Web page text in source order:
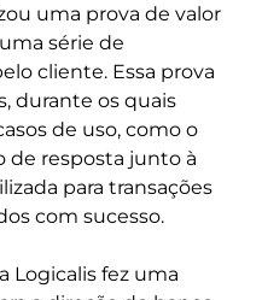
uma prova de valor
série de
cliente. Essa prova
durante os quais
de uso, como o
resposta junto à
para transações
com sucesso.
Logicalis fez uma